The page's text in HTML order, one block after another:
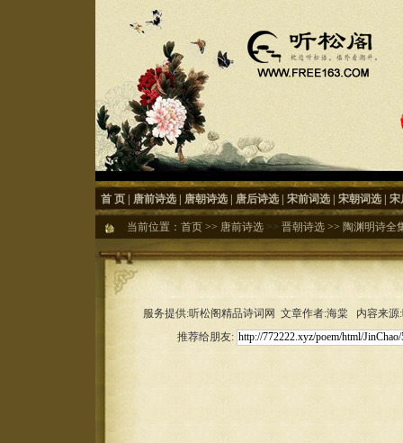
首 页 唐前诗选 唐朝诗选 唐后诗选 宋前词选 宋朝词选 宋
当前位置： 首页 >> 唐前诗选 >> 晋朝诗选 >> 陶渊明诗全
服务提供:听松阁精品诗词网 文章作者:海棠 内容来
推荐给朋友: